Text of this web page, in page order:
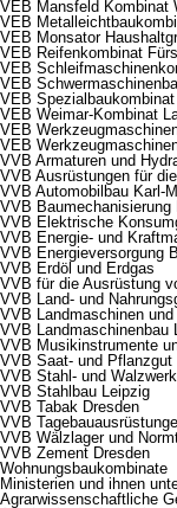
VEB Mansfeld Kombinat
VEB
VEB Monsator
VEB Reifenkombinat
VEB
VEB
VEB
VEB Weimar-Kombinat
VEB
VEB
VVB Armaturen und
VVB Ausrüstungen für
VVB Automobilbau Karl-
VVB Baumechanisierung
VVB Elektrische
VVB Energie- und
VVB Energieversorgung
VVB Erdöl und Erdgas
VVB für die Ausrüstung
VVB Land- und
VVB Landmaschinen
VVB Landmaschinenbau
VVB Musikinstrumente
VVB Saat- und Pflanzgut
VVB Stahl- und
VVB Stahlbau Leipzig
VVB Tabak Dresden
VVB
VVB Wälzlager und
VVB Zement Dresden
Wohnungsbaukombinate
Ministerien und ihnen
Agrarwissenschaftliche